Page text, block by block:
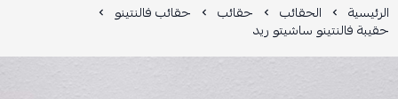
الرئيسية الحقائب حقائب حقائب فالنتينو
حقيبة فالنتينو ساشيتو ريد